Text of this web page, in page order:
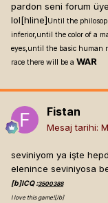
pardon seni forum
lol[hline]Until the
inferior,until the color of a
eyes,until the basic human
race there will be a WAR
Fistan
Mesaj tarihi:
seviniyom ya işte
elenince seviniyosa
[b]ICQ :3500388
I love this game![/b]